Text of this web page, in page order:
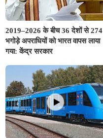
2019–2026 के बीच 36 देशों से 274
भगोड़े अपराधियों को भारत वापस लाया
गया: केंद्र सरकार